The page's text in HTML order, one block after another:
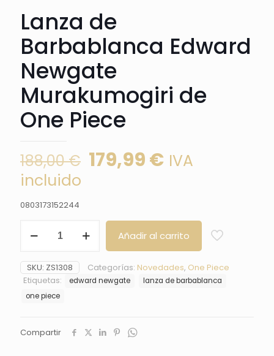
Lanza de
Barbablanca Edward
Newgate
Murakumogiri de
One Piece
188,00€ El
era:
188,00 €.
179,99€ El
es:
179,99 €.
IVA
incluido
0803173152244
Edward
Newgate
Murakumogiri
de
cantidad
Añadir al carrito
SKU: ZS1308 Categorías: Novedades, One Piece
Etiquetas:
edward newgate
lanza de barbablanca
one piece
Compartir